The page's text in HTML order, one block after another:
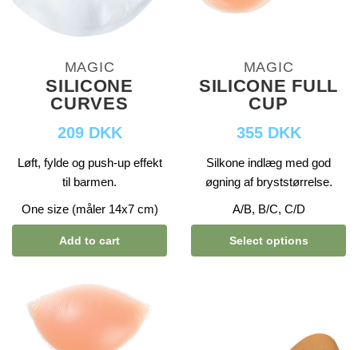
MAGIC
SILICONE
CURVES
209 DKK
Løft, fylde og push-up effekt
til barmen.
One size (måler 14x7 cm)
Add to cart
MAGIC
SILICONE FULL
CUP
355 DKK
Silkone indlæg med god
øgning af bryststørrelse.
A/B, B/C, C/D
Select options